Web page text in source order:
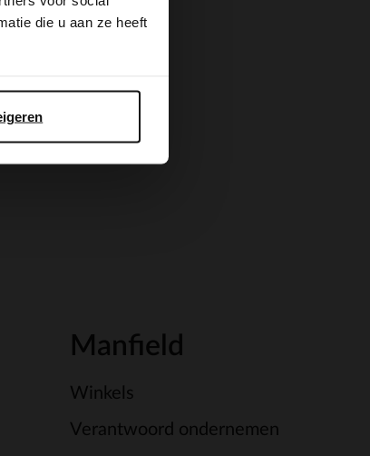
die u aan ze heeft
Manfield
Winkels
Verantwoord ondernemen